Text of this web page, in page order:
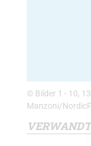
© Bilder 1 - 10,
Manzoni/